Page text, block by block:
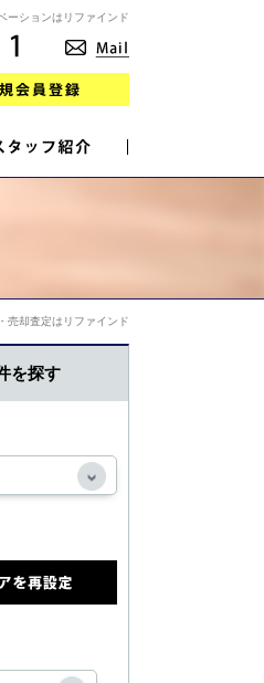
ーションはリファインド
売却査定はリファインド
を探す